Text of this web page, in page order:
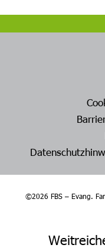
©2026 FBS – Evang.